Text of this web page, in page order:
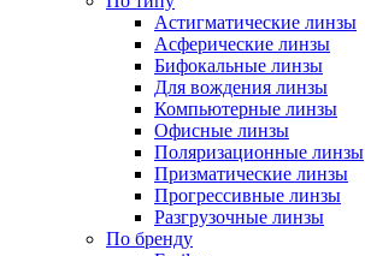
Астигматические линзы
Асферические линзы
Бифокальные линзы
Для вождения линзы
Компьютерные линзы
Офисные линзы
Поляризационные линзы
Призматические линзы
Прогрессивные линзы
Разгрузочные линзы
По бренду